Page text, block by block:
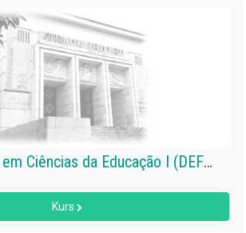
Conferências em Ciências da Educação I (DEFD)
Kurs